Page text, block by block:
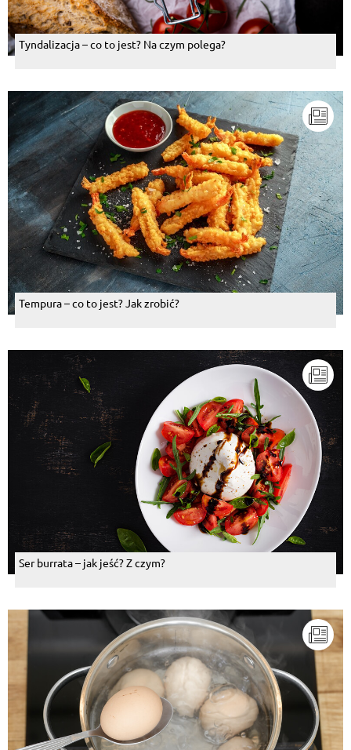
Tyndalizacja – co to jest? Na czym polega?
Tempura – co to jest? Jak zrobić?
Ser burrata – jak jeść? Z czym?